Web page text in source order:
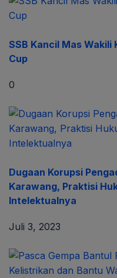
SSB Kancil Mas
Cup
0
Dugaan Korupsi
Karawang, Praktisi
Intelektualnya
Juli 3, 2023